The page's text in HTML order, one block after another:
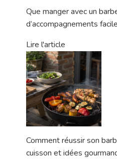
Que manger avec un
d’accompagnements
Lire l'article
Comment réussir son
cuisson et idées